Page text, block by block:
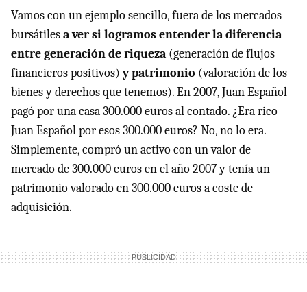
Vamos con un ejemplo sencillo, fuera de los mercados
bursátilesa ver si logramos entender la diferencia
entre generación de riqueza (generación de flujos
financieros positivos)y patrimonio (valoración de los
bienes y derechos que tenemos). En 2007, Juan Español
pagó por una casa 300.000 euros al contado. ¿Era rico
Juan Español por esos 300.000 euros? No, no lo era.
Simplemente, compró un activo con un valor de
mercado de 300.000 euros en el año 2007 y tenía un
patrimonio valorado en 300.000 euros a coste de
adquisición.